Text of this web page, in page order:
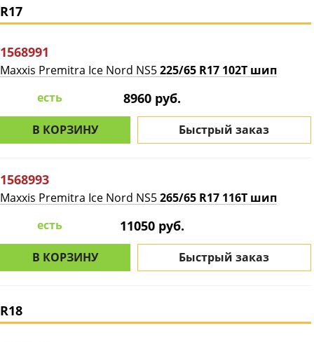
R17
1568991
Maxxis Premitra Ice Nord NS5225/65 R17 102T шип
есть
8960 руб.
В КОРЗИНУ Быстрый заказ
1568993
Maxxis Premitra Ice Nord NS5265/65 R17 116T шип
есть
11050 руб.
В КОРЗИНУ Быстрый заказ
R18